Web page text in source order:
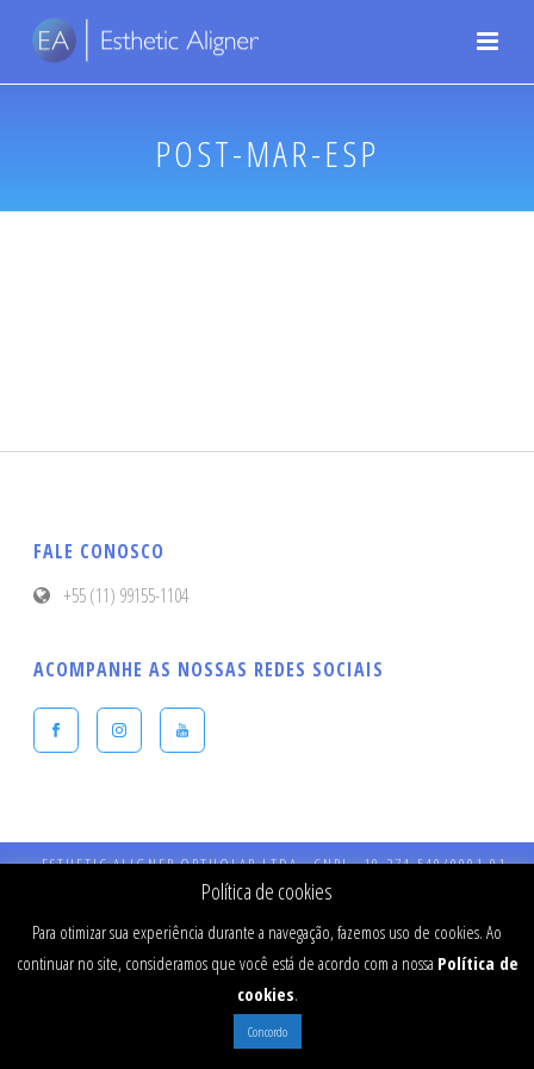
POST-MAR-ESP
FALE CONOSCO
+55 (11) 99155-1104
ACOMPANHE AS NOSSAS REDES SOCIAIS
ESTHETIC ALIGNER ORTHOLAB LTDA - CNPJ - 19.274.540/0001-91 -
Endereço: Praça Presidente Kennedy, 90 – Vila Bastos – CEP: 09041-040
Santo André - SP - CRO 984 - RT: Dr Fernando Stefanato Buranello -
Política de cookies
Para otimizar sua experiência durante a navegação, fazemos uso de cookies. Ao
continuar no site, consideramos que você está de acordo com a nossa Política de
cookies.
Concordo